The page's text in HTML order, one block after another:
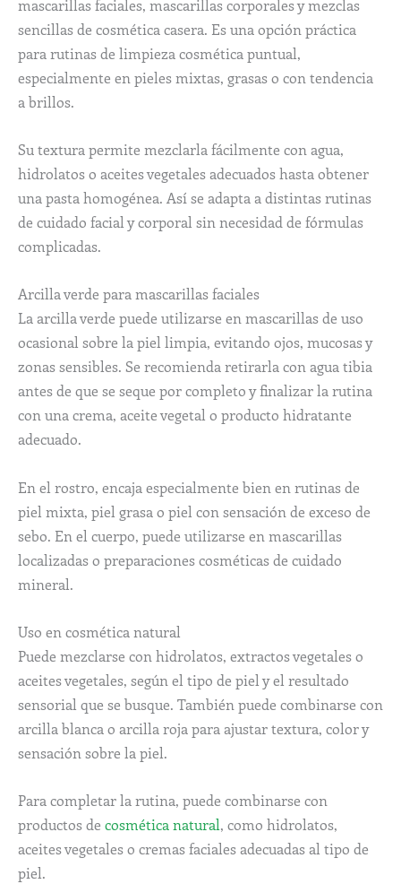
mascarillas faciales, mascarillas corporales y mezclas
sencillas de cosmética casera. Es una opción práctica
para rutinas de limpieza cosmética puntual,
especialmente en pieles mixtas, grasas o con tendencia
a brillos.
Su textura permite mezclarla fácilmente con agua,
hidrolatos o aceites vegetales adecuados hasta obtener
una pasta homogénea. Así se adapta a distintas rutinas
de cuidado facial y corporal sin necesidad de fórmulas
complicadas.
Arcilla verde para mascarillas faciales
La arcilla verde puede utilizarse en mascarillas de uso
ocasional sobre la piel limpia, evitando ojos, mucosas y
zonas sensibles. Se recomienda retirarla con agua tibia
antes de que se seque por completo y finalizar la rutina
con una crema, aceite vegetal o producto hidratante
adecuado.
En el rostro, encaja especialmente bien en rutinas de
piel mixta, piel grasa o piel con sensación de exceso de
sebo. En el cuerpo, puede utilizarse en mascarillas
localizadas o preparaciones cosméticas de cuidado
mineral.
Uso en cosmética natural
Puede mezclarse con hidrolatos, extractos vegetales o
aceites vegetales, según el tipo de piel y el resultado
sensorial que se busque. También puede combinarse con
arcilla blanca o arcilla roja para ajustar textura, color y
sensación sobre la piel.
Para completar la rutina, puede combinarse con
productos de cosmética natural, como hidrolatos,
aceites vegetales o cremas faciales adecuadas al tipo de
piel.